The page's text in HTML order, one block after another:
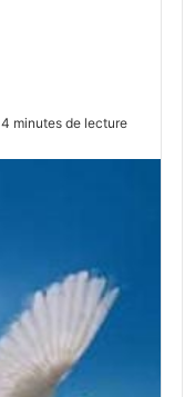
4 minutes de lecture